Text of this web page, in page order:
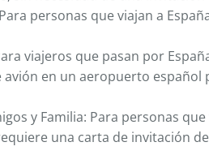
personas que viajan a
viajeros que pasan por
avión en un aeropuerto
y Familia: Para personas
una carta de invitación